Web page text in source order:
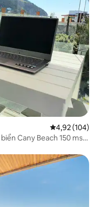
Xếp hạng
4,92 (104)
Cany Beach 150 ms.